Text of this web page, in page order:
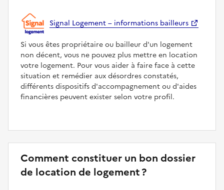
Signal Logement – informations bailleurs
Si vous êtes propriétaire ou bailleur d'un logement
non décent, vous ne pouvez plus mettre en location
votre logement. Pour vous aider à faire face à cette
situation et remédier aux désordres constatés,
différents dispositifs d'accompagnement ou d'aides
financières peuvent exister selon votre profil.
Comment constituer un bon dossier
de location de logement ?